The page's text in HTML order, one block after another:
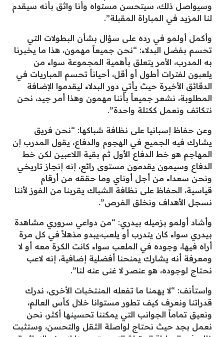
وسيواصل ذلك، سيتحسن مستواه وأنا واثق بأنه سيقدم
لنا المزيد في المباراة المقبلة”.
وأكمل أولمو في رده على سؤال بشأن البطولات التي
تحسم بفضل البدلاء: “نحن جميعاً مهمون، هذا ما يخبرنا
به المدرب، الأمر يتعلق بأهمية المجموعة سواء من
يلعبون لفترات أطول أو أقل، أحياناً تحسم المباريات في
الدقائق الأخيرة حيث يأتي دور البدلاء ليقدموا الإضافة
المطلوبة، نشعر جميعاً بأننا مهمون وهذا أمر جيد، نحن
نتكاتف ونعمل ككتلة واحدة”.
وعن حفاظ إسبانيا على نظافة شباكها: “نحن فريق
يشارك فيه الجميع في الهجوم والدفاع، يقول المدرب إن
المهاجم هو خط الدفاع الأول ثم بقية اللاعبين لكن خط
الدفاع وسيمون يقدمون مستوى رائع، إنه إنجاز تاريخي
ونحن سعداء من أجل أوناي وما حققه من أرقام
قياسية، الحفاظ على نظافة الشباك يقربنا من الفوز لأننا
نسجل الأهداف ونخلق الفرص”.
وأشاد أولمو بزميله بيدري: “من دواعي سروري مشاهدة
بيدري سواء كان يتدرب أو يلعب،يبدو مذهلاً في كل مرة
أراه فيها، وجوده في الملعب سواء كانت الكرة معه أو لا
ومعرفة أنه يشارك يمنحنا أفضلية إضافية، إنه لاعب
نحتاج لوجوده، هو عنصر لا غنى عنه لنا”.
واستأنف: “لا يهمنا ما تفعله المنتخبات الأخرى، ندرك
قدراتنا ونعرف كيف تطور مستوانا خلال كأس العالم،
ونعيق تماماً الجوانب التي يمكننا تحسينها أكثر، نحن
نعمل بجد حيث نحتاج لواصلة الثقل والتحسن، وستثبت